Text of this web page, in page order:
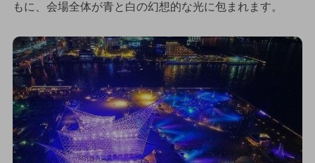
もに、会場全体が青と白の幻想的な光に包まれます。